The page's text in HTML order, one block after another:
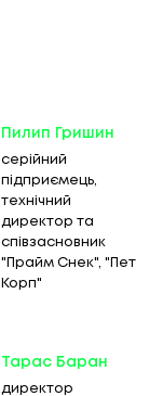
Пилип Гришин
серійний
підприємець,
технічний
директор та
співзасновник
"Прайм Снек", "Пет
Корп"
Тарас Баран
директор